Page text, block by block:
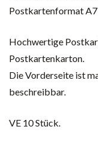
Postkartenformat A7
Hochwertige
Postkartenkarton.
Die Vorderseite ist
beschreibbar.
VE 10 Stück.